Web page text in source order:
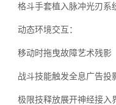
格斗手套植入脉冲光刃系
动态环境交互：
移动时拖曳故障艺术残影
战斗技能触发全息广告投
极限技释放展开神经接入